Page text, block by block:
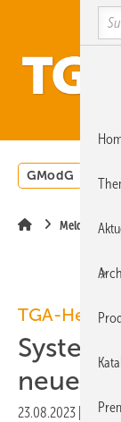
Hauptinhalt
Hauptmenü
SiteSearch
GModG
Meldungen
TGA-
neue
23.08.2023